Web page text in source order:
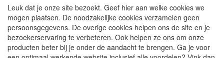
Leuk dat je onze site bezoekt. Geef hier aan welke cookies we
mogen plaatsen. De noodzakelijke cookies verzamelen geen
persoonsgegevens. De overige cookies helpen ons de site en je
bezoekerservaring te verbeteren. Ook helpen ze ons om onze
producten beter bij je onder de aandacht te brengen. Ga je voor
***GROEP 08*** TEKENEN EN KLEUREN, GELPEN,MARKER
***GROEP 09*** KRALEN EN TOEBEHOREN
***GROEP 10*** WENSKAARTEN MET ENV. €0,75